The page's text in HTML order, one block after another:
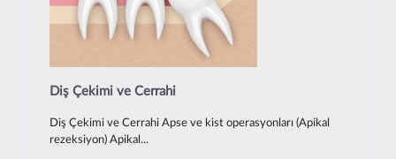
Diş Çekimi ve Cerrahi
Diş Çekimi ve Cerrahi Apse ve kist operasyonları (Apikal
rezeksiyon) Apikal...